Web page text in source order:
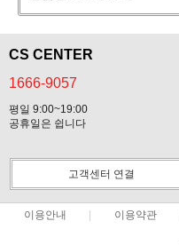
CS CENTER
1666-9057
평일 9:00~19:00
공휴일은 쉽니다
고객센터 연결
이용안내 이용약관